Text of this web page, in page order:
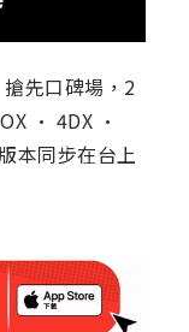
搶先口碑場，2
· 4DX ·
本同步在台上